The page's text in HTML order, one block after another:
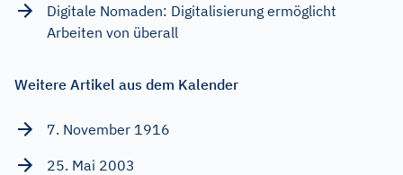
Digitale Nomaden: Digitalisierung ermöglicht
Arbeiten von überall
Weitere Artikel aus dem Kalender
7. November 1916
25. Mai 2003